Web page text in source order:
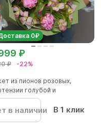
0₽
₽ -22%
₽
из пионов розовых,
голубой и
в наличии В 1 клик